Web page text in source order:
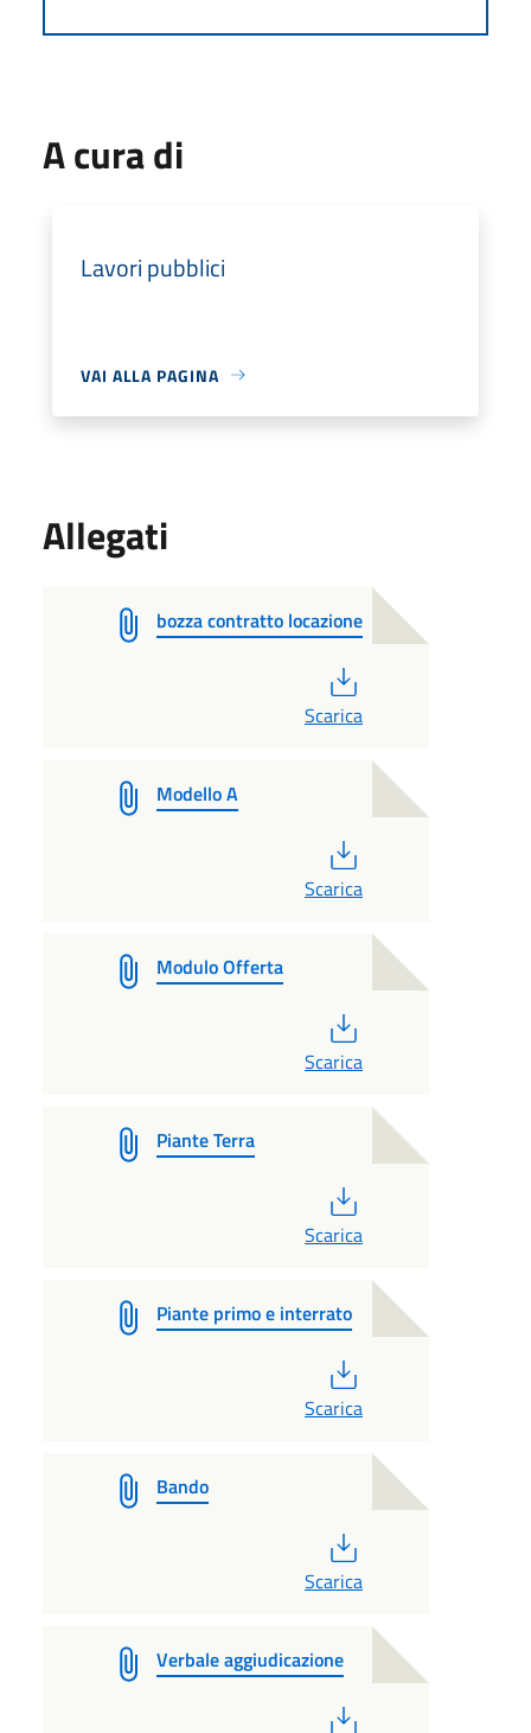
A cura di
Lavori pubblici
VAI ALLA PAGINA
Allegati
bozza contratto locazione
Scarica
Modello A
Scarica
Modulo Offerta
Scarica
Piante Terra
Scarica
Piante primo e interrato
Scarica
Bando
Scarica
Verbale aggiudicazione